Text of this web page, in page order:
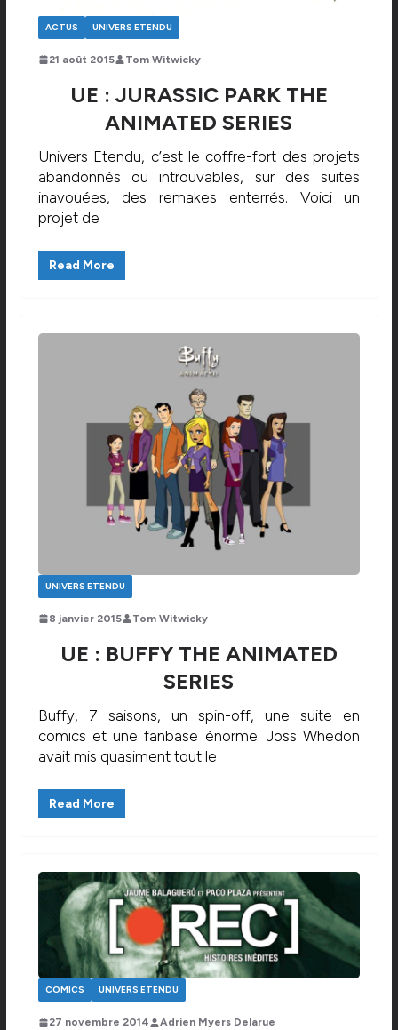
ACTUS UNIVERS ETENDU
21 août 2015 Tom Witwicky
UE : JURASSIC PARK THE
ANIMATED SERIES
Univers Etendu, c’est le coffre-fort des projets
abandonnés ou introuvables, sur des suites
inavouées, des remakes enterrés. Voici un
projet de
Read More
UNIVERS ETENDU
8 janvier 2015 Tom Witwicky
UE : BUFFY THE ANIMATED
SERIES
Buffy, 7 saisons, un spin-off, une suite en
comics et une fanbase énorme. Joss Whedon
avait mis quasiment tout le
Read More
COMICS UNIVERS ETENDU
27 novembre 2014 Adrien Myers Delarue